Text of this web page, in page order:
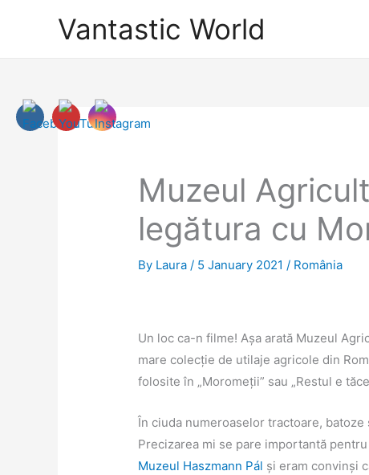
Vantastic World
Muzeul
legătura cu
By Laura/ 5 January 2021/ România
Un loc ca-n filme! Așa arată Muzeul
mare colecție de utilaje agricole din
folosite în „Moromeții” sau „Restul e
În ciuda numeroaselor tractoare,
Precizarea mi se pare importantă
Muzeul Haszmann Pál și eram convinși